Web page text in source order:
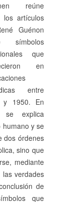
reúne
los artículos
Guénon
símbolos
que
en
entre
y 1950. En
se explica
humano y se
dos órdenes
sino que
mediante
las verdades
de
que